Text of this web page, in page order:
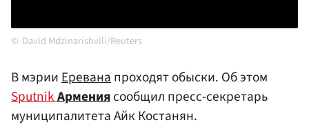
David Mdzinarishvili/Reuters
В мэрииЕреванапроходят обыски. Об этом
SputnikАрмениясообщил пресс-секретарь
муниципалитета Айк Костанян.